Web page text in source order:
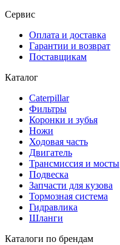
Сервис
Оплата и доставка
Гарантии и возврат
Поставщикам
Каталог
Caterpillar
Фильтры
Коронки и зубья
Ножи
Ходовая часть
Двигатель
Трансмиссия и мосты
Подвеска
Запчасти для кузова
Тормозная система
Гидравлика
Шланги
Каталоги по брендам